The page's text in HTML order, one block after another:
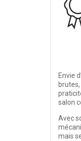
Envie
salon
Avec
mais